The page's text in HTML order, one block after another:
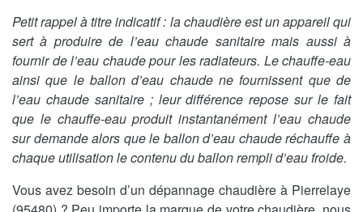
Petit rappel à titre indicatif : la chaudière est un appareil qui
sert à produire de l’eau chaude sanitaire mais aussi à
fournir de l’eau chaude pour les radiateurs. Le chauffe-eau
ainsi que le ballon d’eau chaude ne fournissent que de
l’eau chaude sanitaire ; leur différence repose sur le fait
que le chauffe-eau produit instantanément l’eau chaude
sur demande alors que le ballon d’eau chaude réchauffe à
chaque utilisation le contenu du ballon rempli d’eau froide.
Vous avez besoin d’un dépannage chaudière à Pierrelaye